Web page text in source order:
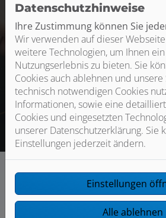
Lassen Sie sich von unserem
individuell beraten, damit Ihr
zu Ihren Bedürfnissen passt – und
anpassbar ist. Joh. u Joh.
Fachbetrieb fürs Bad in
Jetzt
Datenschutzhinweise
Ihre Zustimmung können Sie
Wir verwenden auf dieser
weitere Technologien, um Ihnen
Nutzungserlebnis zu bieten. Sie
Cookies auch ablehnen und
technisch notwendigen Cookies
Informationen, sowie eine
Cookies und eingesetzten
unserer Datenschutzerklärung. Sie
Einstellungen jederzeit ändern.
Einstellungen
Alle ablehnen